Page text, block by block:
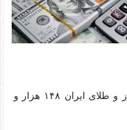
به گزارش پایگاه خبری نقدینه ، امروز چهارشنبه ۱۷ تیرماه ۱۴۰۵، قیمت فروش حواله دلار آمریکا در مرکز مبادله ارز و طلای ایران ۱۴۸ هزار و